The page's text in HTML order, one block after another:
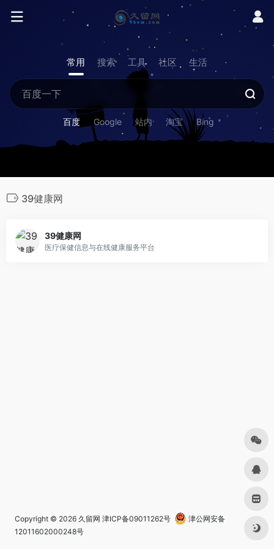
常用 搜索 工具 社区 生活
百度 Google 站内 淘宝 Bing
39健康网
39健康网
医疗保健信息与在线健康服务平台
Copyright © 2026 久留网 津ICP备09011262号
津公网安备
12011602000248号